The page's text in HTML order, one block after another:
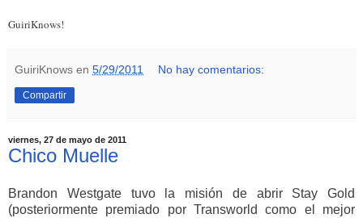
GuiriKnows!
GuiriKnows en 5/29/2011 No hay comentarios:
Compartir
viernes, 27 de mayo de 2011
Chico Muelle
Brandon Westgate tuvo la misión de abrir Stay Gold
(posteriormente premiado por Transworld como el mejor